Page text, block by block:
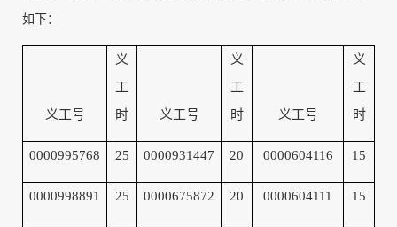
如下：
义工号
义
工
时
义工号
义
工
时
义工号
义
工
时
0000995768 25 0000931447 20 0000604116 15
0000998891 25 0000675872 20 0000604111 15